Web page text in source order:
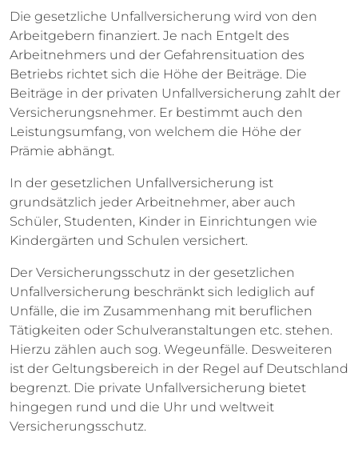
Die gesetzliche Unfallversicherung wird von den
Arbeitgebern finanziert. Je nach Entgelt des
Arbeitnehmers und der Gefahrensituation des
Betriebs richtet sich die Höhe der Beiträge. Die
Beiträge in der privaten Unfallversicherung zahlt der
Versicherungsnehmer. Er bestimmt auch den
Leistungsumfang, von welchem die Höhe der
Prämie abhängt.
In der gesetzlichen Unfallversicherung ist
grundsätzlich jeder Arbeitnehmer, aber auch
Schüler, Studenten, Kinder in Einrichtungen wie
Kindergärten und Schulen versichert.
Der Versicherungsschutz in der gesetzlichen
Unfallversicherung beschränkt sich lediglich auf
Unfälle, die im Zusammenhang mit beruflichen
Tätigkeiten oder Schulveranstaltungen etc. stehen.
Hierzu zählen auch sog. Wegeunfälle. Desweiteren
ist der Geltungsbereich in der Regel auf Deutschland
begrenzt. Die private Unfallversicherung bietet
hingegen rund und die Uhr und weltweit
Versicherungsschutz.